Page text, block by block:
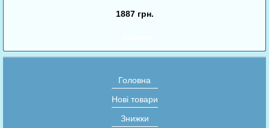
1887 грн.
Головна
Нові товари
Знижки